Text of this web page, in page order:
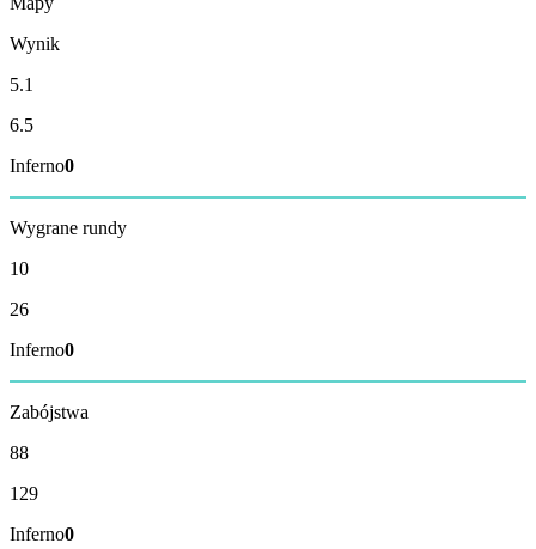
Wynik
5.1
6.5
Inferno0
Wygrane rundy
10
26
Inferno0
Zabójstwa
88
129
Inferno0